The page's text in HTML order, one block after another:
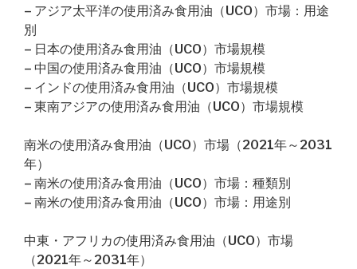
– アジア太平洋の使用済み食用油（UCO）市場：用途
別
– 日本の使用済み食用油（UCO）市場規模
– 中国の使用済み食用油（UCO）市場規模
– インドの使用済み食用油（UCO）市場規模
– 東南アジアの使用済み食用油（UCO）市場規模
南米の使用済み食用油（UCO）市場（2021年～2031
年）
– 南米の使用済み食用油（UCO）市場：種類別
– 南米の使用済み食用油（UCO）市場：用途別
中東・アフリカの使用済み食用油（UCO）市場
（2021年～2031年）